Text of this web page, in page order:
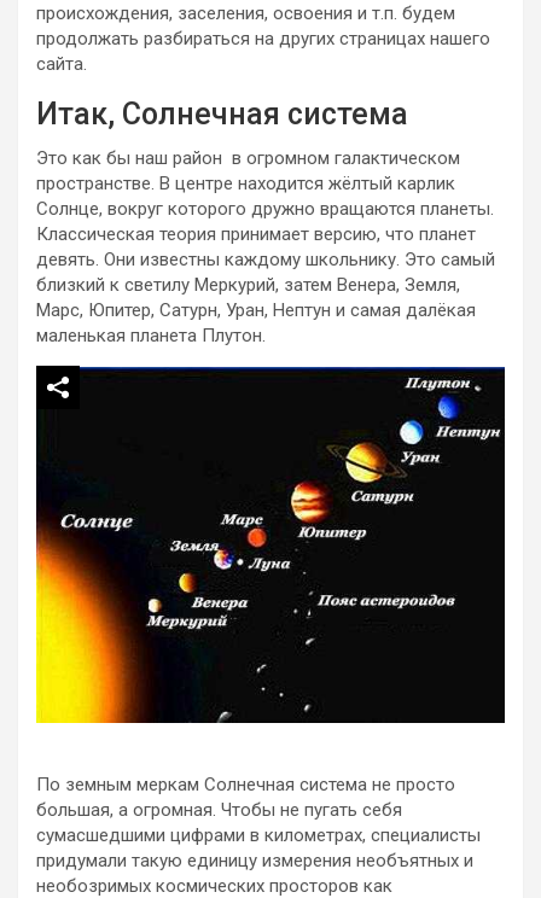
происхождения, заселения, освоения и т.п. будем
продолжать разбираться на других страницах нашего
сайта.
Итак, Солнечная система
Это как бы наш район в огромном галактическом
пространстве. В центре находится жёлтый карлик
Солнце, вокруг которого дружно вращаются планеты.
Классическая теория принимает версию, что планет
девять. Они известны каждому школьнику. Это самый
близкий к светилу Меркурий, затем Венера, Земля,
Марс, Юпитер, Сатурн, Уран, Нептун и самая далёкая
маленькая планета Плутон.
По земным меркам Солнечная система не просто
большая, а огромная. Чтобы не пугать себя
сумасшедшими цифрами в километрах, специалисты
придумали такую единицу измерения необъятных и
необозримых космических просторов как